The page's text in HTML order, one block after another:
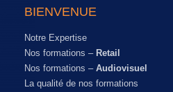
BIENVENUE
Notre Expertise
Nos formations – Retail
Nos formations – Audiovisuel
La qualité de nos formations